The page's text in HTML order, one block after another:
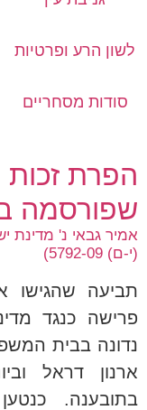
לשון הרע ופרטיות
סודות מסחריים
הפרת זכות
שפורסמה
אמיר גבאי נ'
(י-ם) 5792-09)
תביעה שהגישו
פרישה כנגד
נדונה בבית
בתובענה.